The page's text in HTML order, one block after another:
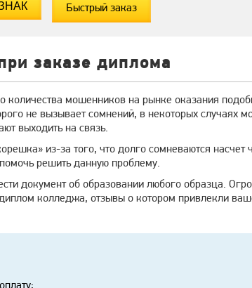
Быстрый заказ
заказе диплома
количества мошенников на рынке оказания
не вызывает сомнений, в некоторых случаях
выходить на связь.
из-за того, что долго сомневаются насчет
решить данную проблему.
документ об образовании любого образца.
колледжа, отзывы о котором привлекли